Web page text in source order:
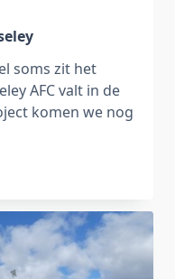
soms zit het
AFC valt in de
komen we nog